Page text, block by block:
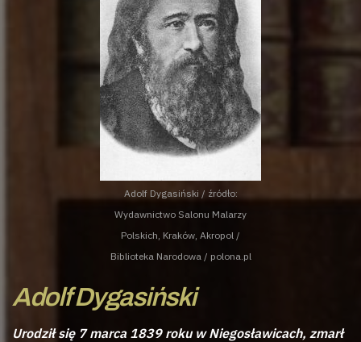
Adolf Dygasiński / źródło:
Wydawnictwo Salonu Malarzy
Polskich, Kraków, Akropol /
Biblioteka Narodowa / polona.pl
Adolf Dygasiński
Urodził się 7 marca 1839 roku w Niegosławicach, zmarł